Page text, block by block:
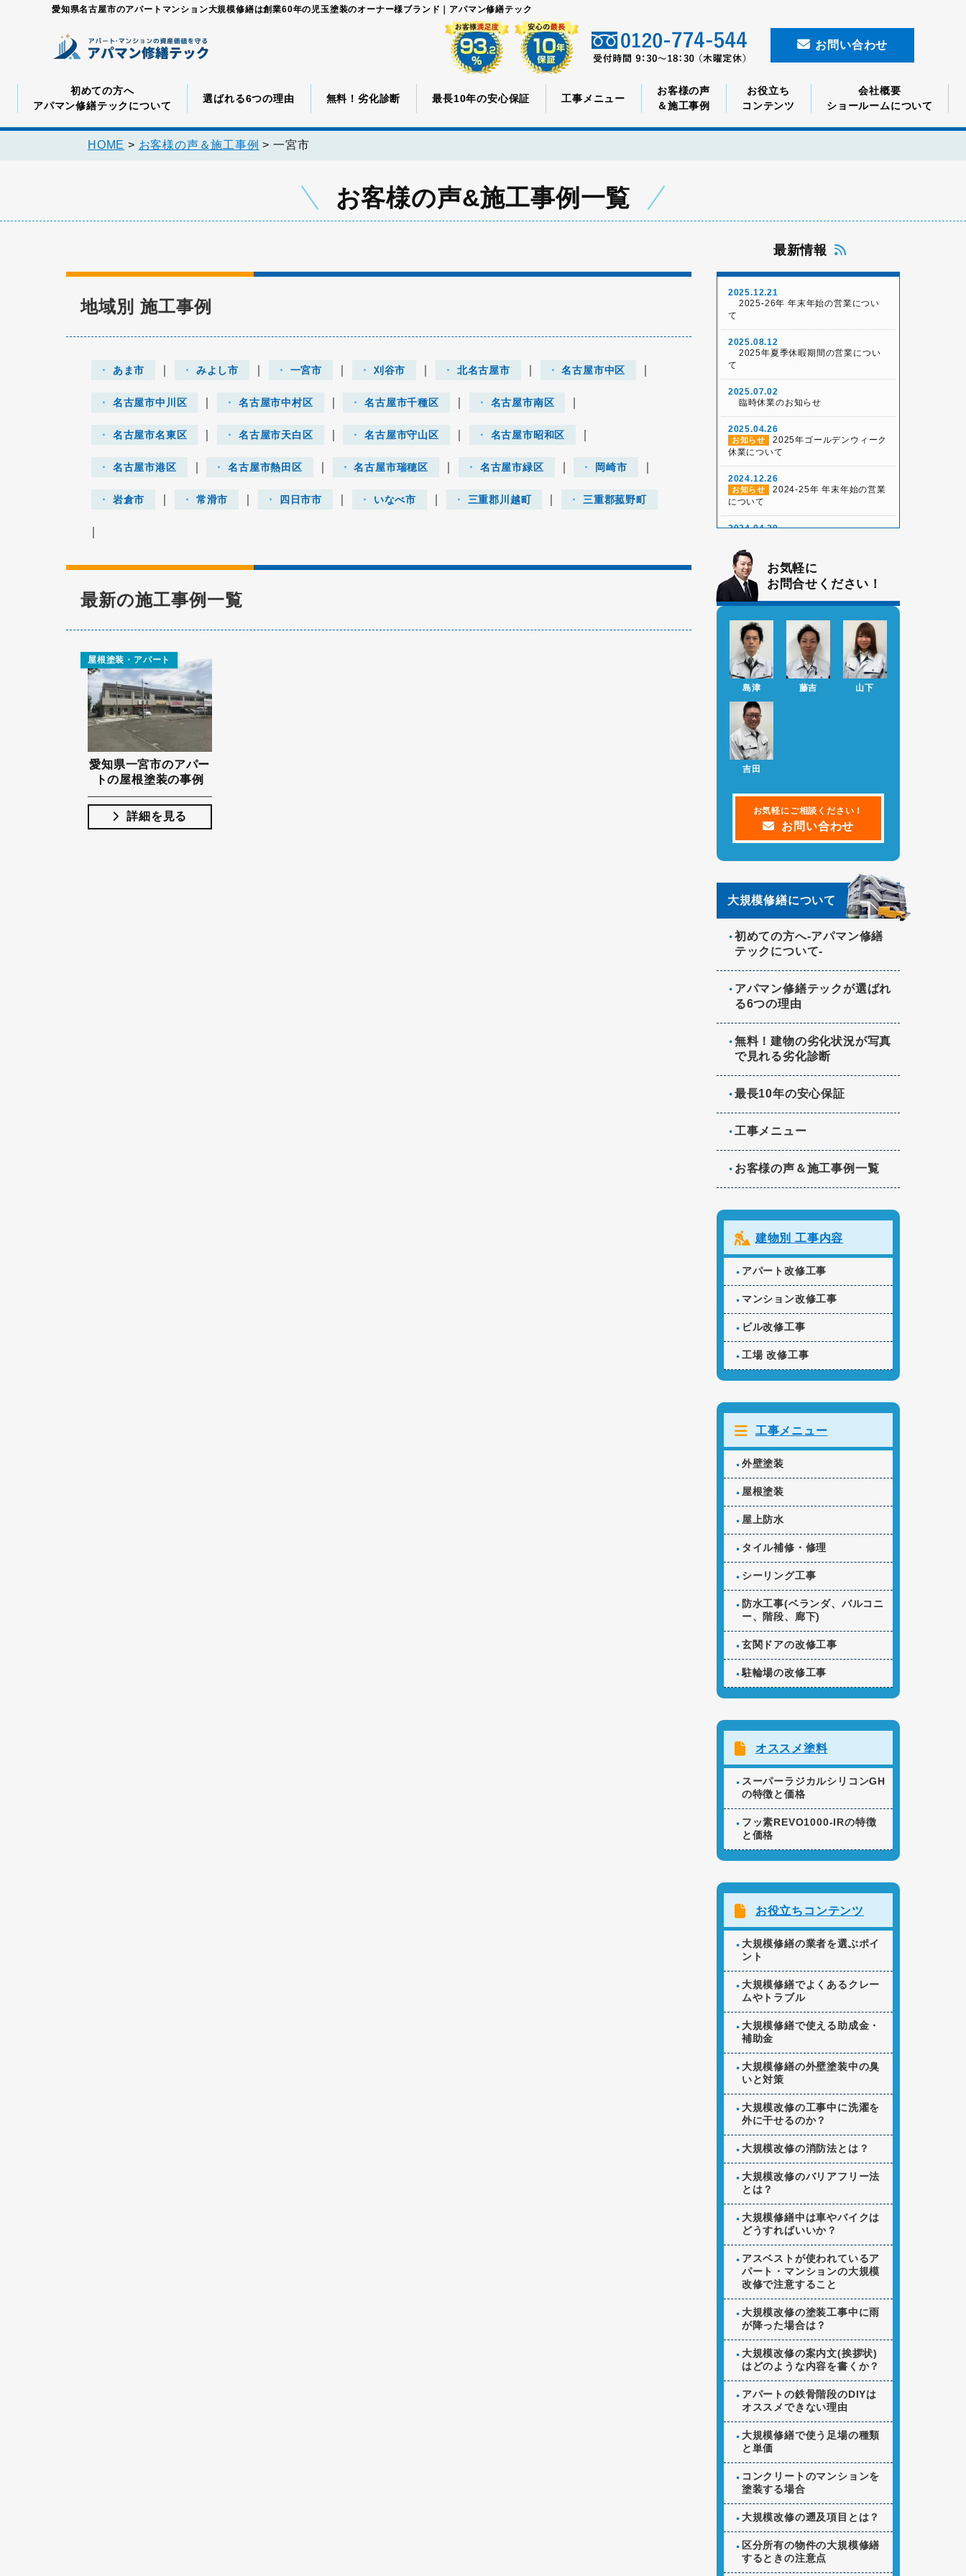
愛知県名古屋市のアパートマンション大規模修繕は創業60年の児玉塗装のオーナー様ブランド｜アパマン修繕テック
お問い合わせ
初めての方へ
アパマン修繕テックについて
選ばれる6つの理由 無料！劣化診断 最長10年の安心保証 工事メニュー
お客様の声
＆施工事例
お役立ち
コンテンツ
会社概要
ショールームについて
HOME > お客様の声＆施工事例 >一宮市
お客様の声&施工事例一覧
地域別 施工事例
あま市 みよし市 一宮市 刈谷市 北名古屋市 名古屋市中区
名古屋市中川区 名古屋市中村区 名古屋市千種区 名古屋市南区
名古屋市名東区 名古屋市天白区 名古屋市守山区 名古屋市昭和区
名古屋市港区 名古屋市熱田区 名古屋市瑞穂区 名古屋市緑区 岡崎市
岩倉市 常滑市 四日市市 いなべ市 三重郡川越町 三重郡菰野町
最新の施工事例一覧
愛知県一宮市のアパー
トの屋根塗装の事例
詳細を見る
屋根塗装・アパート
最新情報
2025.12.21
2025-26年 年末年始の営業につい
て
2025.08.12
2025年夏季休暇期間の営業につい
て
2025.07.02
臨時休業のお知らせ
2025.04.26
お知らせ
2025年ゴールデンウィーク
休業について
2024.12.26
お知らせ
2024-25年 年末年始の営業
について
2024.04.20
期間の営業について
2023.05.01
お知らせ
2023年ゴールデンウィーク
期間の営業について
2023.01.25
お知らせ
2023年2月と3月の大規模
修繕で損する人、得する人を大公開セ
ミナー
2022.10.13
お知らせ
2022年11月と12月の大規
模修繕で損する人、得する人を大公開
セミナー
2022.09.08
お知らせ
ホームページをリニューア
ルしました。
お気軽に
お問合せください！
島津 藤吉 山下
吉田
お気軽にご相談ください！
お問い合わせ
大規模修繕について
初めての方へ-アパマン修繕
テックについて-
アパマン修繕テックが選ばれ
る6つの理由
無料！建物の劣化状況が写真
で見れる劣化診断
最長10年の安心保証
工事メニュー
お客様の声＆施工事例一覧
建物別 工事内容
アパート改修工事
マンション改修工事
ビル改修工事
工場 改修工事
工事メニュー
外壁塗装
屋根塗装
屋上防水
タイル補修・修理
シーリング工事
防水工事(ベランダ、バルコニ
ー、階段、廊下)
玄関ドアの改修工事
駐輪場の改修工事
オススメ塗料
スーパーラジカルシリコンGH
の特徴と価格
フッ素REVO1000-IRの特徴
と価格
お役立ちコンテンツ
大規模修繕の業者を選ぶポイ
ント
大規模修繕でよくあるクレー
ムやトラブル
大規模修繕で使える助成金・
補助金
大規模修繕の外壁塗装中の臭
いと対策
大規模改修の工事中に洗濯を
外に干せるのか？
大規模改修の消防法とは？
大規模改修のバリアフリー法
とは？
大規模修繕中は車やバイクは
どうすればいいか？
アスベストが使われているア
パート・マンションの大規模
改修で注意すること
大規模改修の塗装工事中に雨
が降った場合は？
大規模改修の案内文(挨拶状)
はどのような内容を書くか？
アパートの鉄骨階段のDIYは
オススメできない理由
大規模修繕で使う足場の種類
と単価
コンクリートのマンションを
塗装する場合
大規模改修の遡及項目とは？
区分所有の物件の大規模修繕
するときの注意点